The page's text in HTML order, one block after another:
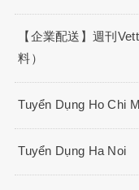
【企業配送】週刊
料）
Tuyển Dụng Ho Chi
Tuyển Dụng Ha Noi